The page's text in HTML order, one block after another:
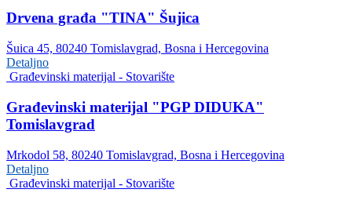
Drvena građa "TINA" Šujica
Šuica 45, 80240 Tomislavgrad, Bosna i Hercegovina
Detaljno
Građevinski materijal - Stovarište
Građevinski materijal "PGP DIDUKA"
Tomislavgrad
Mrkodol 58, 80240 Tomislavgrad, Bosna i Hercegovina
Detaljno
Građevinski materijal - Stovarište